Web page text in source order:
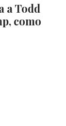
a Todd
como